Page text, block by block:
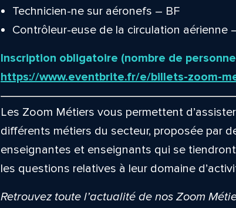
Technicien-ne sur aéronefs – BF
Contrôleur-euse de la circulation aérienne
Inscription obligatoire (nombre de
https://www.eventbrite.fr/e/billets-zoom-
Les Zoom Métiers vous permettent
différents métiers du secteur, proposée par
enseignantes et enseignants qui se
les questions relatives à leur domaine
Retrouvez toute l’actualité de nos Zoom